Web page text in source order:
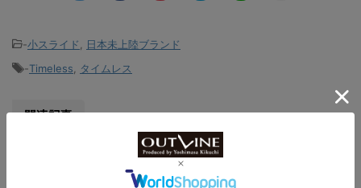
-小スライド
日本未上陸ブランド
-Timeless タイムレス
関連記事
【シックな古典顔が5万円台】SEIKO